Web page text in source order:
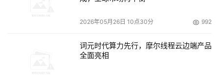
2026年05月26日 10点30分 992
词元时代算力先行，摩尔线程云边端产品
全面亮相